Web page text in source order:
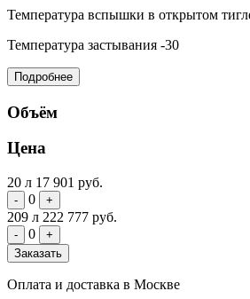
Температура вспышки в открытом
Температура застывания -30
Подробнее
Объём
Цена
20 л 17 901 руб.
- 0 +
209 л 222 777 руб.
- 0
+
Заказать
Оплата и доставка в Москве